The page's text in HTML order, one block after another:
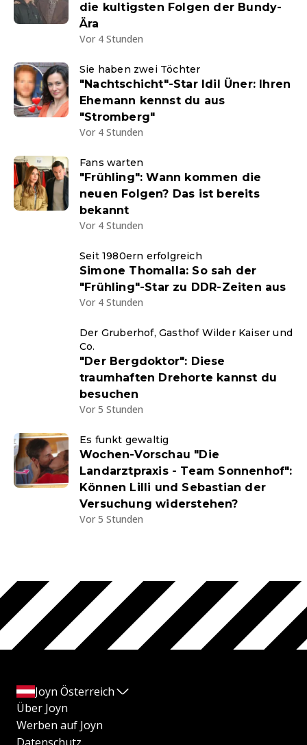
die kultigsten Folgen der Bundy-
Ära
Vor 4 Stunden
Sie haben zwei Töchter
"Nachtschicht"-Star Idil Üner: Ihren
Ehemann kennst du aus
"Stromberg"
Vor 4 Stunden
Fans warten
"Frühling": Wann kommen die
neuen Folgen? Das ist bereits
bekannt
Vor 4 Stunden
Seit 1980ern erfolgreich
Simone Thomalla: So sah der
"Frühling"-Star zu DDR-Zeiten aus
Vor 4 Stunden
Der Gruberhof, Gasthof Wilder Kaiser und
Co.
"Der Bergdoktor": Diese
traumhaften Drehorte kannst du
besuchen
Vor 5 Stunden
Es funkt gewaltig
Wochen-Vorschau "Die
Landarztpraxis - Team Sonnenhof":
Können Lilli und Sebastian der
Versuchung widerstehen?
Vor 5 Stunden
Joyn Österreich
Über Joyn
Werben auf Joyn